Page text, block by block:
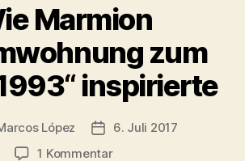
–
April
1993)“
Marmion
zum
inspirierte
López Veröffentlichungsdatum
6. Juli 2017
1 Kommentarzu